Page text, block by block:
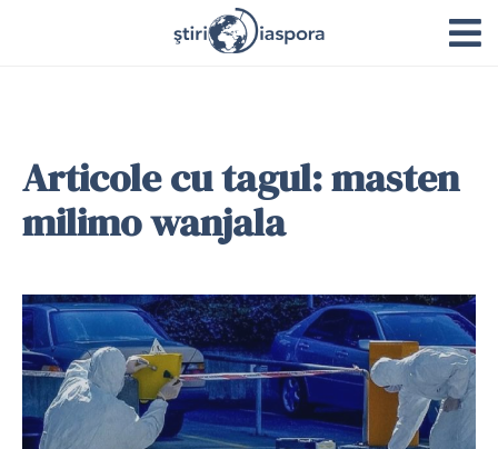
Articole cu tagul: masten
milimo wanjala